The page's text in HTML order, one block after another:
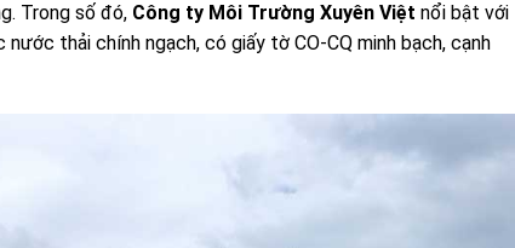
Trong số đó, Công ty Môi Trường Xuyên Việt nổi bật với
thải chính ngạch, có giấy tờ CO-CQ minh bạch, cạnh